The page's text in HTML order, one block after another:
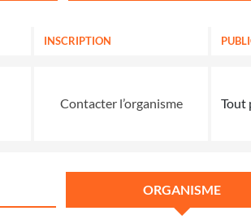
INSCRIPTION
Contacter l’organisme Tout
ORGANISME